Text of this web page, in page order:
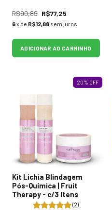
R$90,89 R$77,25
6x de R$12,88 sem juros
ADICIONAR AO CARRINHO
20% OFF
Kit Lichia Blindagem
Pós-Química | Fruit
Therapy - c/3 Itens
(2)